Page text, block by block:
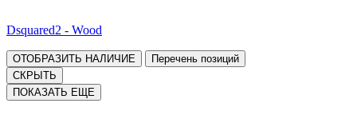
Dsquared2 - Wood
ОТОБРАЗИТЬ НАЛИЧИЕ
Перечень позиций
СКРЫТЬ
ПОКАЗАТЬ ЕЩЕ